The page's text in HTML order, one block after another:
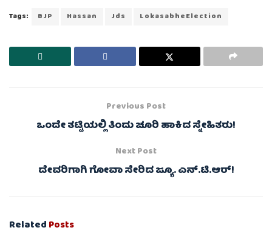
Tags: BJP Hassan Jds LokasabheElection
Previous Post
ಒಂದೇ ತಟ್ಟಿಯಲ್ಲಿ ತಿಂದು ಚೂರಿ ಹಾಕಿದ ಸ್ನೇಹಿತರು!
Next Post
ದೇವರಿಗಾಗಿ ಗೋವಾ ಸೇರಿದ ಜ್ಯೂ. ಎನ್.ಟಿ.ಆರ್!
RelatedPosts